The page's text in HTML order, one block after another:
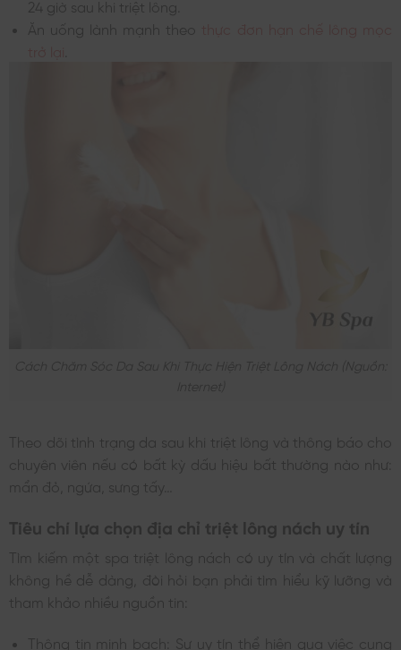
24 giờ sau khi triệt lông.
Ăn uống lành mạnh theo
Cách Chăm Sóc Da Sau Khi Thực Hiện Triệt Lông Nách (nguồn:
Theo dõi tình trạng da sau khi triệt lông và thông báo cho
chuyên viên nếu có bất kỳ dấu hiệu bất thường nào như:
mẩn đỏ, ngứa, sưng tấy…
Tiêu chí lựa chọn địa chỉ triệt lông nách uy tín
Tìm kiếm một spa triệt lông nách có uy tín và chất lượng
không hề dễ dàng, đòi hỏi bạn phải tìm hiểu kỹ lưỡng và
tham khảo nhiều nguồn tin:
Thông tin minh bạch: Sự uy tín thể hiện qua việc cung